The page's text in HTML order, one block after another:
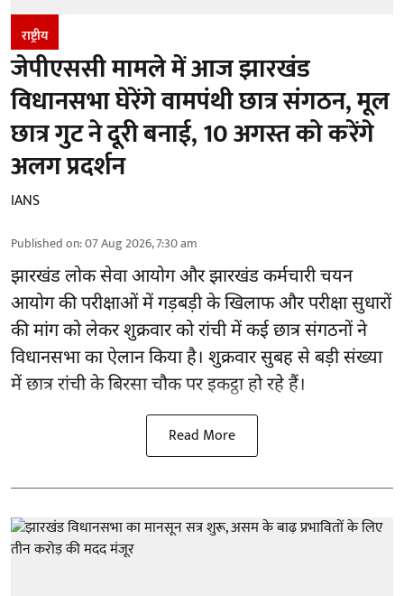
राष्ट्रीय
जेपीएससी मामले में आज झारखंड
विधानसभा घेरेंगे वामपंथी छात्र संगठन, मूल
छात्र गुट ने दूरी बनाई, 10 अगस्त को करेंगे
अलग प्रदर्शन
IANS
Published on:07 Aug 2026, 7:30 am
झारखंडलोक सेवा आयोग और झारखंड कर्मचारी चयन
आयोग की परीक्षाओं में गड़बड़ी के खिलाफ और परीक्षा सुधारों
की मांग को लेकर शुक्रवार को रांची में कई छात्र संगठनों ने
विधानसभा का ऐलान किया है। शुक्रवार सुबह से बड़ी संख्या
में छात्र रांची के बिरसा चौक पर इकट्ठा हो रहे हैं।
Read More